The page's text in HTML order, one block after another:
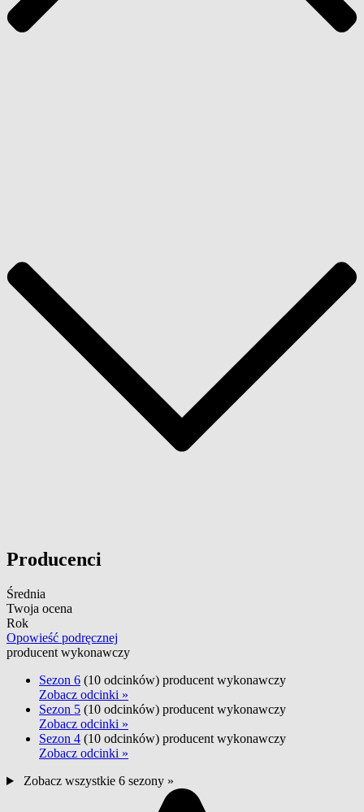
Producenci
Średnia
Twoja ocena
Rok
Opowieść podręcznej
producent wykonawczy
Sezon 6 (10 odcinków) producent wykonawczy
Zobacz odcinki »
Sezon 5 (10 odcinków) producent wykonawczy
Zobacz odcinki »
Sezon 4 (10 odcinków) producent wykonawczy
Zobacz odcinki »
Zobacz wszystkie 6 sezony »